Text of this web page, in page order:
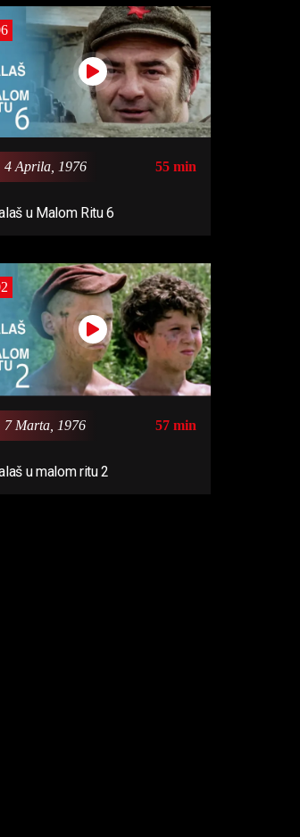
4 Aprila, 1976 55 min
u Malom Ritu 6
7 Marta, 1976 57 min
u malom ritu 2